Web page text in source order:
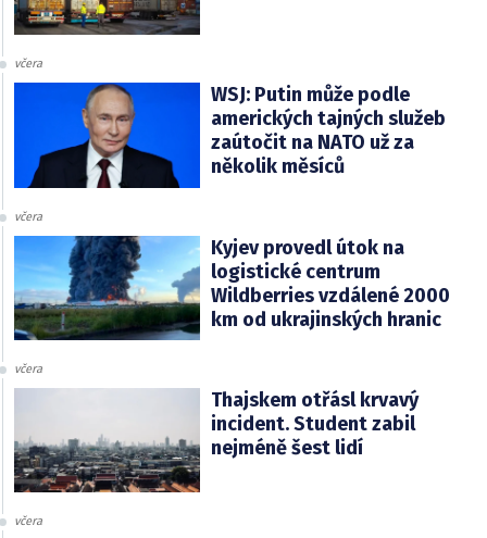
včera
WSJ: Putin může podle
amerických tajných služeb
zaútočit na NATO už za
několik měsíců
včera
Kyjev provedl útok na
logistické centrum
Wildberries vzdálené 2000
km od ukrajinských hranic
včera
Thajskem otřásl krvavý
incident. Student zabil
nejméně šest lidí
včera